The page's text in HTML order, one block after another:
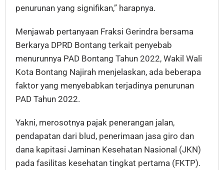
penurunan yang signifikan,” harapnya.
Menjawab pertanyaan Fraksi Gerindra bersama
Berkarya DPRD Bontang terkait penyebab
menurunnya PAD Bontang Tahun 2022, Wakil Wali
Kota Bontang Najirah menjelaskan, ada beberapa
faktor yang menyebabkan terjadinya penurunan
PAD Tahun 2022.
Yakni, merosotnya pajak penerangan jalan,
pendapatan dari blud, penerimaan jasa giro dan
dana kapitasi Jaminan Kesehatan Nasional (JKN)
pada fasilitas kesehatan tingkat pertama (FKTP).